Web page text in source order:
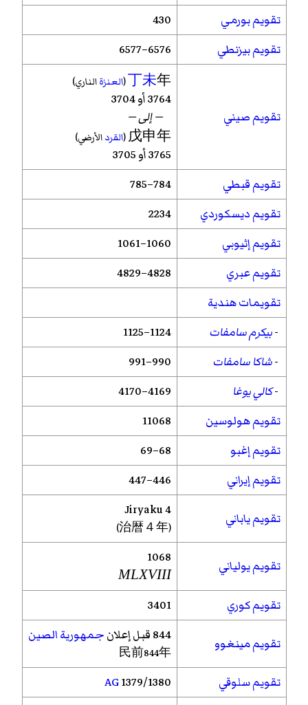
تقويم بورمي
430
تقويم بيزنطي
6576–6577
تقويم صيني
丁未年
(العنزةالناري)
3764 أو 3704
— إلى —
戊申年
(القردالأرضي)
3765 أو 3705
تقويم قبطي
784–785
تقويم ديسكوردي
2234
تقويم إثيوبي
1060–1061
تقويم عبري
4828–4829
تقويمات هندية
-بيكرم سامفات
1124–1125
-شاكا سامفات
990–991
-كالي يوغا
4169–4170
تقويم هولوسين
11068
تقويم إغبو
68–69
تقويم إيراني
446–447
تقويم ياباني Jiryaku4
(治暦４年)
تقويم يولياني 1068
MLXVIII
تقويم كوري 3401
تقويم مينغوو 844 قبل إعلان جمهورية الصين
民前844年
تقويم سلوقي 1379/1380
AG